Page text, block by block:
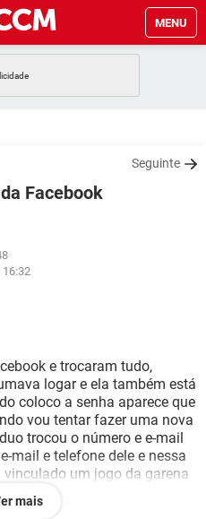
MENU
GMAIL
WHATSAPP
FACEBOOK
GMAIL
Seguinte
Facebook
16:32
e trocaram tudo,
logar e ela também está
coloco a senha aparece que
vou tentar fazer uma nova
trocou o número e e-mail
mail e telefone dele e nessa
um jogo da garena
por esse motivo preciso
muito de ajuda!
mais